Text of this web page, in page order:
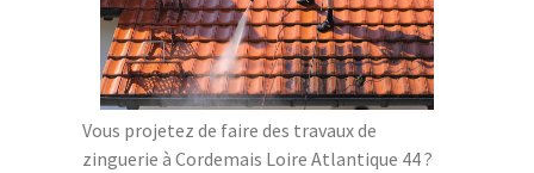
Vous projetez de faire des travaux de
zinguerie à Cordemais Loire Atlantique 44 ?